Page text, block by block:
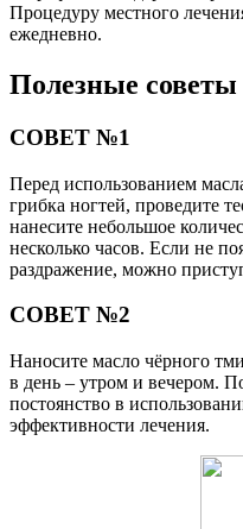
Процедуру местного
ежедневно.
Полезные советы
СОВЕТ №1
Перед использованием
грибка ногтей, проведите
нанесите небольшое
несколько часов. Если не
раздражение, можно
СОВЕТ №2
Наносите масло чёрного
в день – утром и вечером.
постоянство в
эффективности лечения.